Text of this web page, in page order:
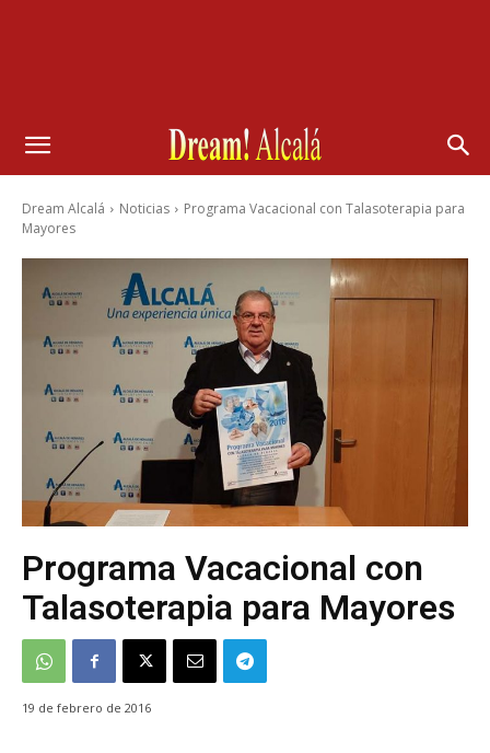
Dream Alcalá Noticias
Programa Vacacional con Talasoterapia para
Mayores
Programa Vacacional con
Talasoterapia para Mayores
19 de febrero de 2016